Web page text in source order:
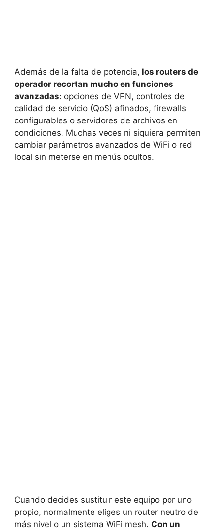
Además de la falta de potencia, los routers de
operador recortan mucho en funciones
avanzadas: opciones de VPN, controles de
calidad de servicio (QoS) afinados, firewalls
configurables o servidores de archivos en
condiciones. Muchas veces ni siquiera permiten
cambiar parámetros avanzados de WiFi o red
local sin meterse en menús ocultos.
Cuando decides sustituir este equipo por uno
propio, normalmente eliges un router neutro de
más nivel o un sistema WiFi mesh. Con un